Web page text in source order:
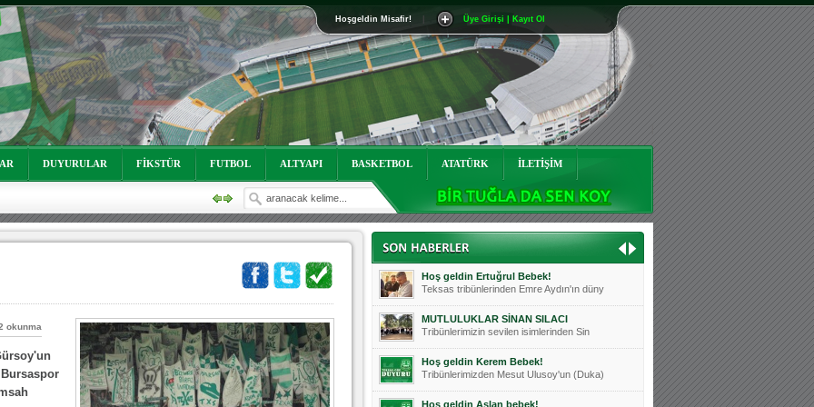
Hoşgeldin Misafir! Üye Girişi | Kayıt Ol
DUYURULAR FİKSTÜR FUTBOL ALTYAPI BASKETBOL ATATÜRK İLETİŞİM
okunma
Mutluluklar Ceyhun Tetik
Teksas tribünlerinin sevilen isimlerinde
Bursasporumuzun önü açılsın is
Teksaslı Bursasporlular Derneği Başkanı
Hoş geldin Alaz Bebek!
Teksas.org sistem yöneticisi, ekibimizin
Hoş geldin Göktuğ Bebek!
Teksas.org ekibimizden ve tribünlerimizi
Hoş geldin Kadir Kağan Bebek!
Teksas tribünlerinden Basri İleri'nin dü
Hoş geldin Ertuğrul Bebek!
Teksas tribünlerinden Emre Aydın'ın düny
MUTLULUKLAR SİNAN SILACI
Tribünlerimizin sevilen isimlerinden Sin
Hoş geldin Kerem Bebek!
Tribünlerimizden Mesut Ulusoy'un (Duka)
Hoş geldin Aslan bebek!